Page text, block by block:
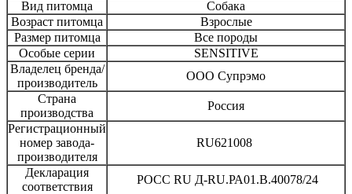
Вид питомца
Собака
Возраст питомца
Взрослые
Размер питомца
Все породы
Особые серии
SENSITIVE
Владелец бренда/
производитель
ООО Супрэмо
Страна
производства
Россия
Регистрационный
номер завода-
производителя
RU621008
Декларация
соответствия
РОСС RU Д-RU.РА01.B.40078/24